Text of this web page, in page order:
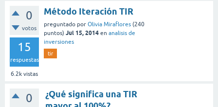
0
votos
15
respuestas
6.2k vistas
Método Iteración TIR
preguntado por Olivia Miraflores (240
puntos) Jul 15, 2014 en analisis de
inversiones
tir
0
¿Qué significa una TIR